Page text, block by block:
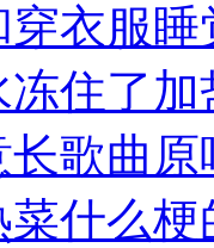
穿衣服
冻住了
歌曲原
菜什么梗